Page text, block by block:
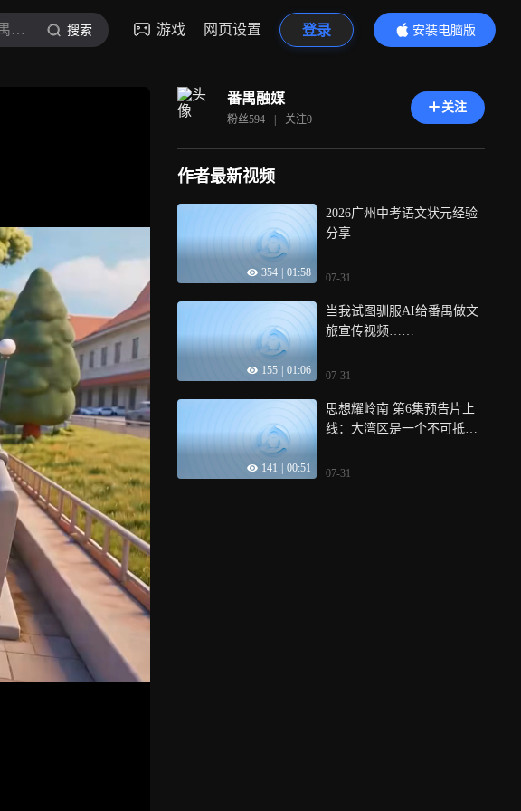
番禺融媒 搜索 游戏 网页设置 登录
安装电脑版
内容更精彩
番禺融媒
粉丝594 | 关注0
关注
作者最新视频
354 01:58
2026广州中考语文状元经验
分享
07-31
155 01:06
当我试图驯服AI给番禺做文
旅宣传视频……
07-31
141 00:51
思想耀岭南 第6集预告片上
线：大湾区是一个不可抵挡
07-31